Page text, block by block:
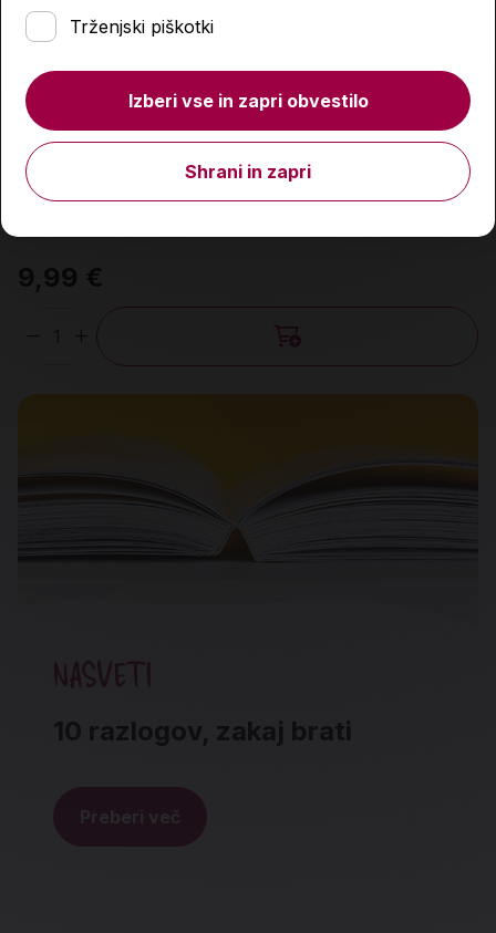
9,99 €
Količina
NASVETI
10 razlogov, zakaj brati
Preberi več
Trženjski piškotki
Izberi vse in zapri obvestilo
Shrani in zapri